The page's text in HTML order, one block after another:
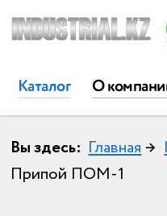
Каталог О
Вы здесь: Главная →
Припой ПОМ-1